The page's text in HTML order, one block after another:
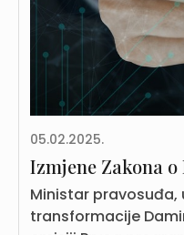
05.02.2025.
Izmjene Zakona
Ministar
transformacije